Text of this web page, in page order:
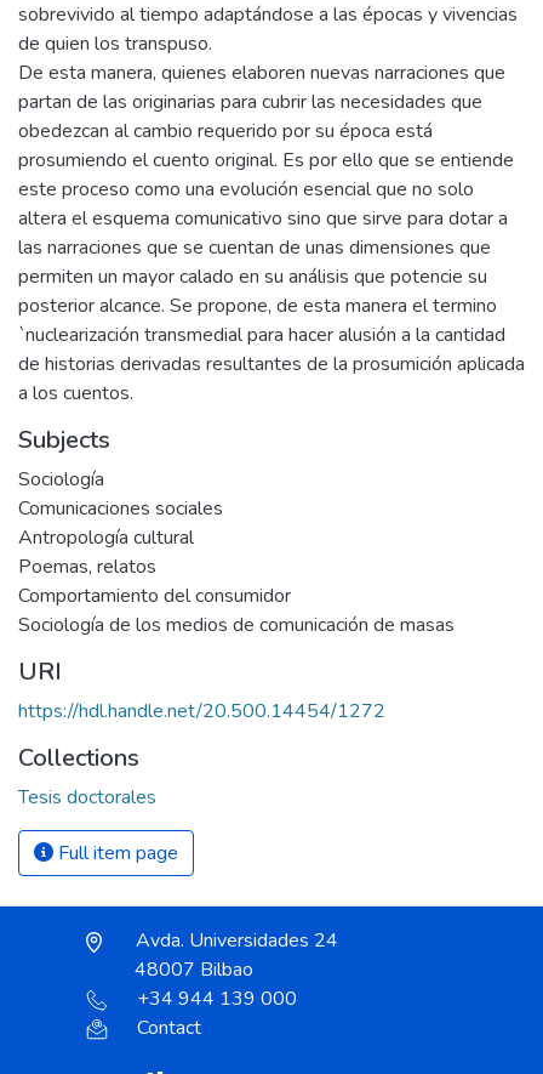
sobrevivido al tiempo adaptándose a las épocas y vivencias
de quien los transpuso.
De esta manera, quienes elaboren nuevas narraciones que
partan de las originarias para cubrir las necesidades que
obedezcan al cambio requerido por su época está
prosumiendo el cuento original. Es por ello que se entiende
este proceso como una evolución esencial que no solo
altera el esquema comunicativo sino que sirve para dotar a
las narraciones que se cuentan de unas dimensiones que
permiten un mayor calado en su análisis que potencie su
posterior alcance. Se propone, de esta manera el termino
`nuclearización transmedial para hacer alusión a la cantidad
de historias derivadas resultantes de la prosumición aplicada
a los cuentos.
Subjects
Sociología
Comunicaciones sociales
Antropología cultural
Poemas, relatos
Comportamiento del consumidor
Sociología de los medios de comunicación de masas
URI
https://hdl.handle.net/20.500.14454/1272
Collections
Tesis doctorales
Full item page
Avda. Universidades 24
48007 Bilbao
+34 944 139 000
Contact